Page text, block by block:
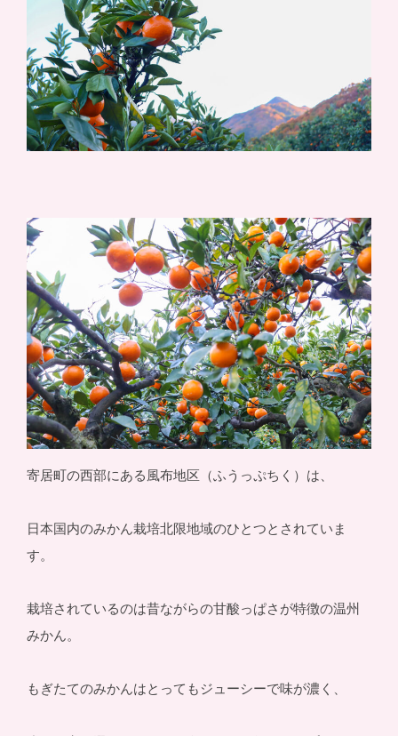
寄居町の西部にある風布地区（ふうっぷちく）は、
日本国内のみかん栽培北限地域のひとつとされていま
す。
栽培されているのは昔ながらの甘酸っぱさが特徴の温州
みかん。
もぎたてのみかんはとってもジューシーで味が濃く、